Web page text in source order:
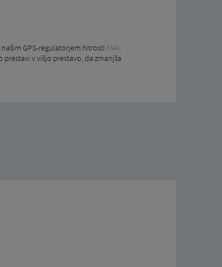
GPS-regulatorjem hitrosti MAN
v višjo prestavo, da zmanjša